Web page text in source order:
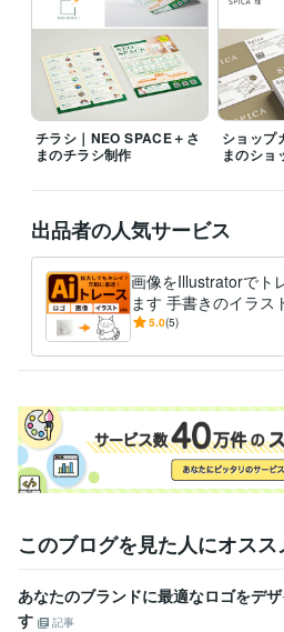
hymy work 2025年3月 ~ 現在
資格・検定
日商簿記検定3級 取得年 : 2011年
日商簿記検定2級 取得年 : 2012年
マイクロソフト オフィス スペシャリス
愛玩動物飼養管理士2級 取得年 : 2021
Excel:5年Google サイト:2年Google ス
Google ドキュメント:2年
Adobe
Adobe Premiere Pro:1年
Canva:1年
チラシ｜NEO SPACE＋さ
まのチラシ制作
ショップ
まのショ
出品者の人気サービス
画像をIllustratorでト
ます 手書きのイラス
任せください！名刺
5.0(5)
このブログを見た人にオスス
あなたのブランドに最適なロゴをデ
す
記事